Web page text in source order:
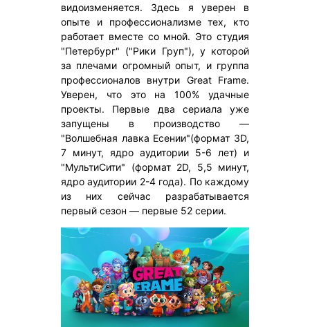
видоизменяется. Здесь я уверен в
опыте и профессионализме тех, кто
работает вместе со мной. Это студия
"Петербург" ("Рики Груп"), у которой
за плечами огромный опыт, и группа
профессионалов внутри Great Frame.
Уверен, что это на 100% удачные
проекты. Первые два сериала уже
запущены в производство —
"Волшебная лавка Есении"(формат 3D,
7 минут, ядро аудитории 5-6 лет) и
"МультиСити" (формат 2D, 5,5 минут,
ядро аудитории 2-4 года). По каждому
из них сейчас разрабатывается
первый сезон — первые 52 серии.